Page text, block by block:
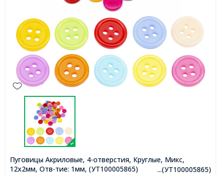
...(УТ100005865)
Пуговицы Акриловые, 4-отверстия, Круглые, Микс,
12х2мм, Отв-тие: 1мм, (УТ100005865)